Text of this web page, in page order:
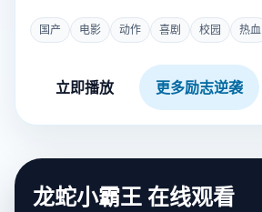
国产 电影 动作 喜剧 校园 热血
立即播放 更多励志逆袭
龙蛇小霸王 在线观看